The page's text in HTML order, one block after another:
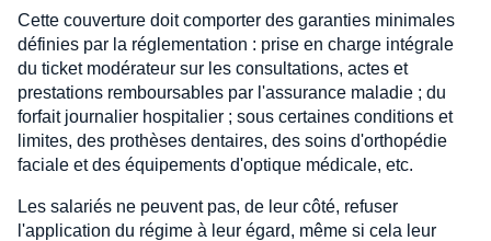
Cette couverture doit comporter des garanties minimales
définies par la réglementation : prise en charge intégrale
du ticket modérateur sur les consultations, actes et
prestations remboursables par l'assurance maladie ; du
forfait journalier hospitalier ; sous certaines conditions et
limites, des prothèses dentaires, des soins d'orthopédie
faciale et des équipements d'optique médicale, etc.
Les salariés ne peuvent pas, de leur côté, refuser
l'application du régime à leur égard, même si cela leur